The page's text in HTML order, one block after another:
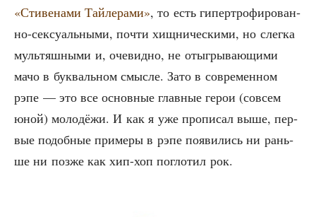
«Сти­ве­на­ми Тай­ле­ра­ми», то есть гипер­тро­фи­ро­ван­
но-сек­су­аль­ны­ми, почти хищ­ни­че­ски­ми, но слег­ка
муль­тяш­ны­ми и, оче­вид­но, не отыг­ры­ва­ю­щи­ми
мачо в бук­валь­ном смыс­ле. Зато в совре­мен­ном
рэпе — это все основ­ные глав­ные герои (совсем
юной) моло­дё­жи. И как я уже про­пи­сал выше, пер­
вые подоб­ные при­ме­ры в рэпе появи­лись ни рань­
ше ни поз­же как хип-хоп погло­тил рок.